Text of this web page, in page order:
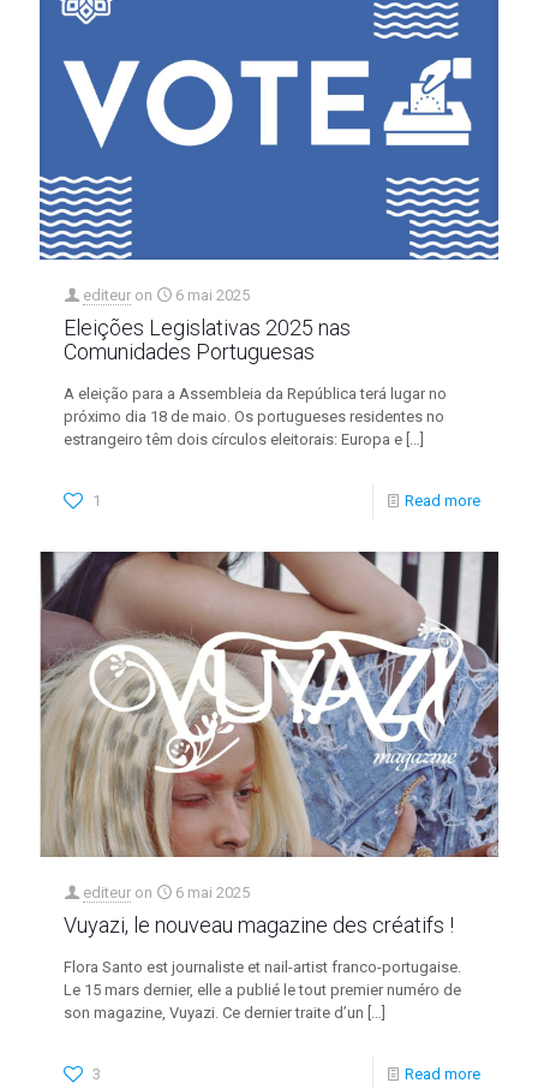
editeur on 6 mai 2025
Eleições Legislativas 2025 nas
Comunidades Portuguesas
A eleição para a Assembleia da República terá lugar no
próximo dia 18 de maio. Os portugueses residentes no
estrangeiro têm dois círculos eleitorais: Europa e […]
1 Read more
editeur on 6 mai 2025
Vuyazi, le nouveau magazine des créatifs !
Flora Santo est journaliste et nail-artist franco-portugaise.
Le 15 mars dernier, elle a publié le tout premier numéro de
son magazine, Vuyazi. Ce dernier traite d’un […]
3 Read more